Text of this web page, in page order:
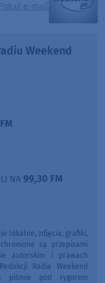
Pokaż e-mail
Weekend
NA 99,30 FM
lokalne, zdjęcia, grafiki,
są przepisami
autorskim i prawach
Radia Weekend
piśmie pod rygorem